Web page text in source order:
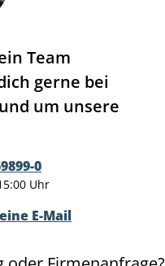
Team
gerne bei
um unsere
0
Uhr
E-Mail